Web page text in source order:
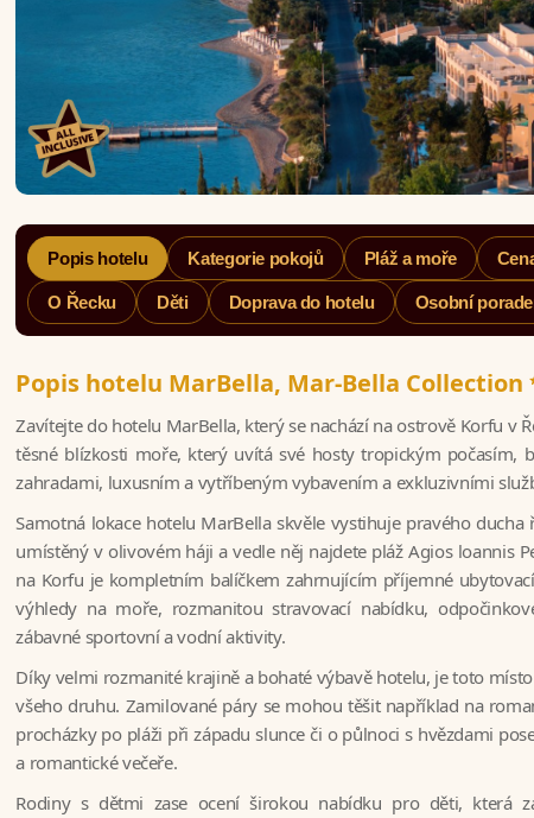
Popis hotelu Kategorie pokojů Pláž a moře
O Řecku Děti Doprava do hotelu Osobní
Popis hotelu MarBella, Mar-Bella Collection
Zavítejte do hotelu MarBella, který se nachází na ostrově Korfu v
těsné blízkosti moře, který uvítá své hosty tropickým počasím,
zahradami, luxusním a vytříbeným vybavením a exkluzivními
Samotná lokace hotelu MarBella skvěle vystihuje pravého ducha
umístěný v olivovém háji a vedle něj najdete pláž Agios loannis
na Korfu je kompletním balíčkem zahrnujícím příjemné
výhledy na moře, rozmanitou stravovací nabídku,
zábavné sportovní a vodní aktivity.
Díky velmi rozmanité krajině a bohaté výbavě hotelu, je toto
všeho druhu. Zamilované páry se mohou těšit například na
procházky po pláži při západu slunce či o půlnoci s hvězdami
a romantické večeře.
Rodiny s dětmi zase ocení širokou nabídku pro děti, která